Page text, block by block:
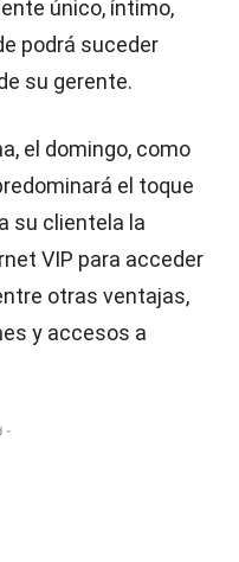
único, íntimo,
podrá suceder
su gerente.
el domingo, como
el toque
su clientela la
VIP para acceder
otras ventajas,
y accesos a
-